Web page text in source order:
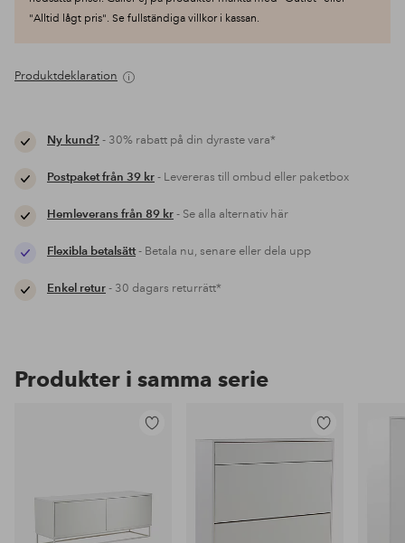
"Alltid lågt pris". Se fullständiga villkor i kassan.
Produktdeklaration
Ny kund?- 30% rabatt på din dyraste vara*
Postpaket från 39 kr- Levereras till ombud eller paketbox
Hemleverans från 89 kr- Se alla alternativ här
Flexibla betalsätt- Betala nu, senare eller dela upp
Enkel retur- 30 dagars returrätt*
Produkter i samma serie
Lägg
i